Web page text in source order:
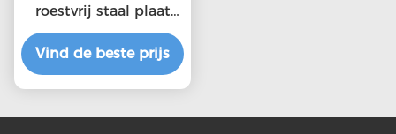
roestvrij staal plaat
lasservaring verlenging
≥ 40% koudgewalst
Vind de beste prijs